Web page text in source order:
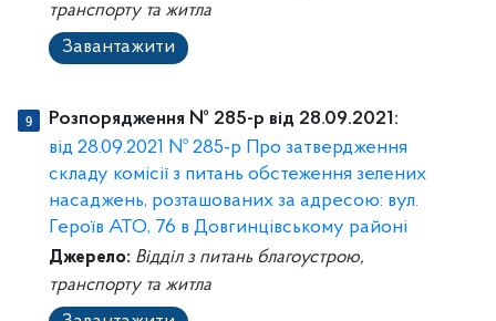
транспорту та житла
Завантажити
Розпорядження № 285-р від 28.09.2021:
від 28.09.2021 № 285-р Про затвердження
складу комісії з питань обстеження зелених
насаджень, розташованих за адресою: вул.
Героїв АТО, 76 в Довгинцівському районі
Джерело: Відділ з питань благоустрою,
транспорту та житла